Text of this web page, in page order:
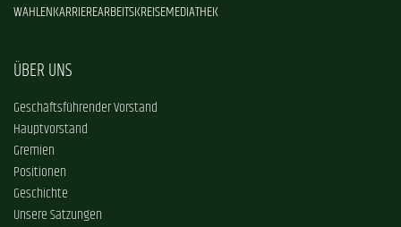
WAHLENKARRIEREARBEITSKREISEMEDIATHEK
ÜBER UNS
Geschäftsführender Vorstand
Hauptvorstand
Gremien
Positionen
Geschichte
Unsere Satzungen